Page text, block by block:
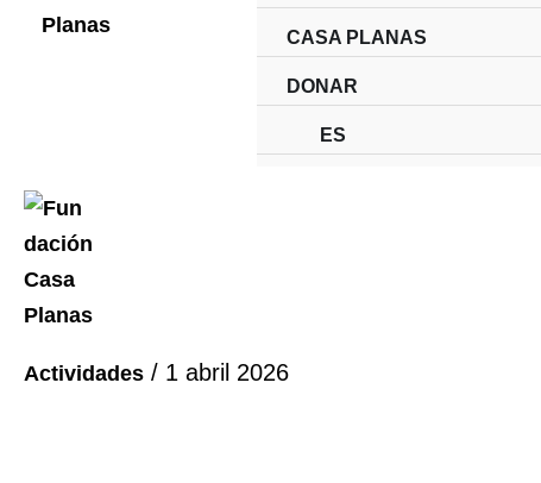
CASA PLANAS
DONAR
ES
Actividades / 1 abril 2026